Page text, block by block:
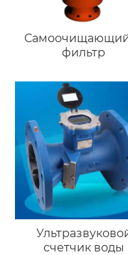
фильтр
счетчик воды